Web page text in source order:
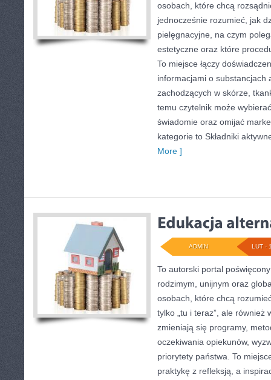
osobach, które chcą
jednocześnie rozumieć, jak
pielęgnacyjne, na czym
estetyczne oraz które
To miejsce łączy
informacjami o substancjach
zachodzących w skórze,
temu czytelnik może
świadomie oraz omijać
kategorie to Składniki
More ]
LUT -
ADMIN
To autorski portal
rodzimym, unijnym oraz
osobach, które chcą
tylko „tu i teraz”, ale również
zmieniają się programy,
oczekiwania opiekunów,
priorytety państwa. To
praktykę z refleksją, a